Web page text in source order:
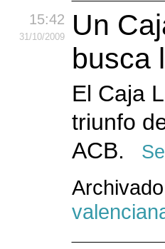
15:42
31/10/2009
Un
busca
El Caja
triunfo
ACB.